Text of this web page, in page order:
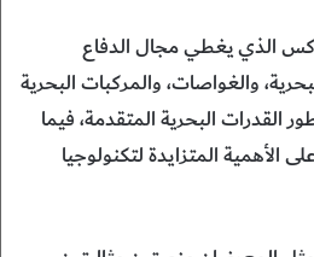
الذي يغطي مجال الدفاع
والغواصات، والمركبات البحرية
القدرات البحرية المتقدمة، فيما
الأهمية المتزايدة لتكنولوجيا